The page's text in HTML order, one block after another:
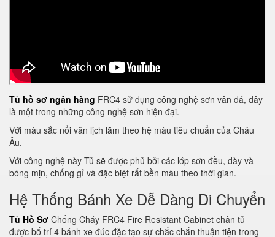
Tủ hồ sơ ngân hàng FRC4 sử dụng công nghệ sơn vân đá, đây
là một trong những công nghệ sơn hiện đại.
Với màu sắc nổi vân lịch lãm theo hệ màu tiêu chuẩn của Châu
Âu.
Với công nghệ này Tủ sẽ được phủ bởi các lớp sơn đều, dày và
bóng mịn, chống gỉ và đặc biệt rất bền màu theo thời gian.
Hệ Thống Bánh Xe Dễ Dàng Di Chuyển
Tủ Hồ Sơ Chống Cháy FRC4 Fire Resistant Cabinet chân tủ
được bố trí 4 bánh xe đúc đặc tạo sự chắc chắn thuận tiện trong